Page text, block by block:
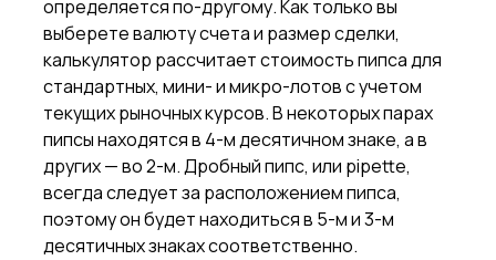
определяется по-другому. Как только вы
выберете валюту счета и размер сделки,
калькулятор рассчитает стоимость пипса для
стандартных, мини- и микро-лотов с учетом
текущих рыночных курсов. В некоторых парах
пипсы находятся в 4-м десятичном знаке, а в
других — во 2-м. Дробный пипс, или pipette,
всегда следует за расположением пипса,
поэтому он будет находиться в 5-м и 3-м
десятичных знаках соответственно.